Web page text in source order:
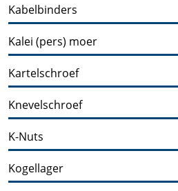
Kabelbinders
Kalei (pers) moer
Kartelschroef
Knevelschroef
K-Nuts
Kogellager